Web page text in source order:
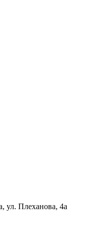
ул. Плеханова, 4а